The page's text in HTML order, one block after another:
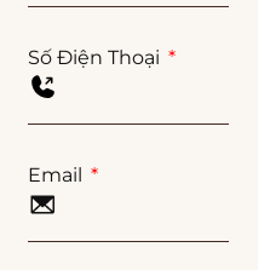
Số Điện Thoại
Email